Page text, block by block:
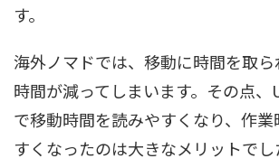
す。
海外ノマドでは、移動に時間を取
時間が減ってしまいます。その点
で移動時間を読みやすくなり、作
すくなったのは大きなメリットでし